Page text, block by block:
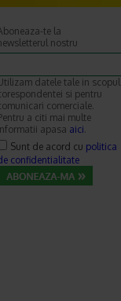
te la
nostru
datele tale in scopul
si pentru
comerciale.
a citi mai multe
apasa aici.
Sunt de acord cu politica
confidentialitate